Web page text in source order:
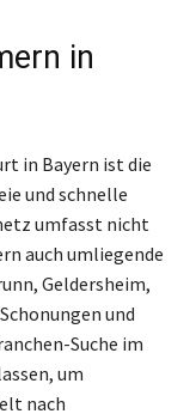
in
in Bayern ist die
und schnelle
umfasst nicht
auch umliegende
Geldersheim,
und
Suche im
um
nach